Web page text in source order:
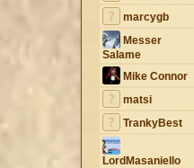
marcygb
Messer
Salame
Mike Connor
matsi
TrankyBest
LordMasaniello